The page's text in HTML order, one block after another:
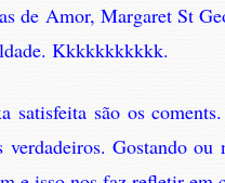
de Amor, Margaret St
Kkkkkkkkkkk.
satisfeita são os
verdadeiros. Gostando